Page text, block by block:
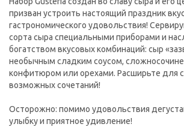
призван устроить настоящий праздник
гастрономического удовольствия!
сорта сыра специальными приборами и
богатством вкусовых комбинаций: сыр
необычным сладким соусом,
конфитюром или орехами. Расширьте для
возможных сочетаний!
Осторожно: помимо удовольствия
улыбку и приятное удивление!